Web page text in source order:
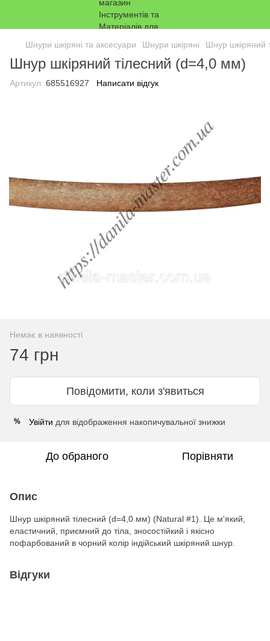
Шнури шкіряні та аксесуари Шнури шкіряні Шнур шкіряний
Шнур шкіряний тілесний (d=4,0 мм)
Артикул: 685516927 Написати відгук
Немає в наявності
74 грн
Повідомити, коли з'явиться
% Увійти для відображення накопичувальної знижки
До обраного Порівняти
Опис
Шнур шкіряний тілесний (d=4,0 мм) (Natural #1). Це м'який,
еластичний, приємний до тіла, зносостійкий і якісно
пофарбований в чорний колір індійський шкіряний шнур.
Відгуки